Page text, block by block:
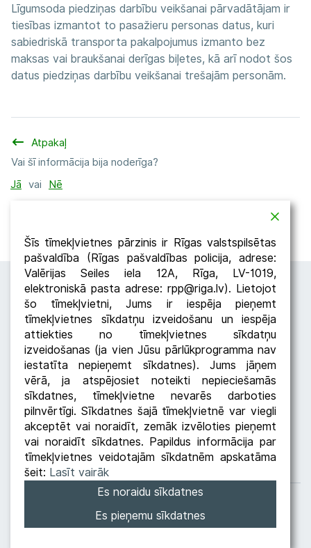
Līgumsoda piedziņas darbību veikšanai pārvadātājam ir
tiesības izmantot to pasažieru personas datus, kuri
sabiedriskā transporta pakalpojumus izmanto bez
maksas vai braukšanai derīgas biļetes, kā arī nodot šos
datus piedziņas darbību veikšanai trešajām personām.
Atpakaļ
Vai šī informācija bija noderīga?
Jā
vai Nē
Seko RPP
Rīgas pašvaldības
Šīs tīmekļvietnes pārzinis ir Rīgas valstspilsētas
pašvaldība (Rīgas pašvaldības policija, adrese:
Valērijas Seiles iela 12A, Rīga, LV-1019,
elektroniskā pasta adrese: rpp@riga.lv). Lietojot
šo tīmekļvietni, Jums ir iespēja pieņemt
tīmekļvietnes sīkdatņu izveidošanu un iespēja
attiekties no tīmekļvietnes sīkdatņu
izveidošanas (ja vien Jūsu pārlūkprogramma nav
iestatīta nepieņemt sīkdatnes). Jums jāņem
vērā, ja atspējosiet noteikti nepieciešamās
sīkdatnes, tīmekļvietne nevarēs darboties
pilnvērtīgi. Sīkdatnes šajā tīmekļvietnē var viegli
akceptēt vai noraidīt, zemāk izvēloties pieņemt
vai noraidīt sīkdatnes. Papildus informācija par
tīmekļvietnes veidotajām sīkdatnēm apskatāma
šeit: Lasīt vairāk
Es noraidu sīkdatnes
Es pieņemu sīkdatnes